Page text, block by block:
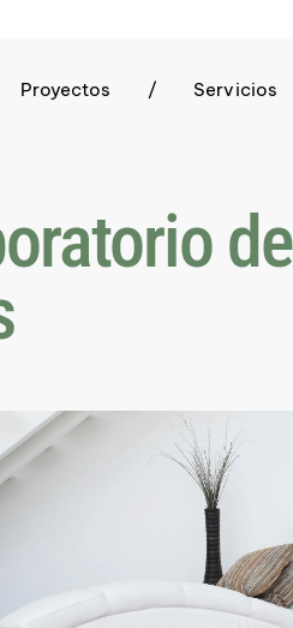
Proyectos / Servicios
de